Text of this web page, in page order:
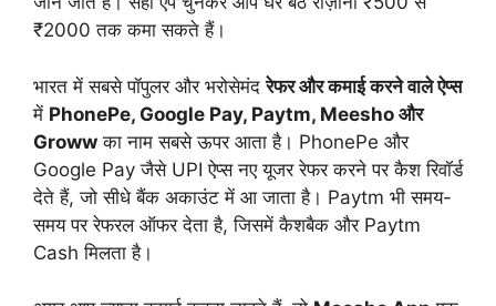
₹2000 तक कमा सकते हैं।
भारत में सबसे पॉपुलर और भरोसेमंदरेफर और कमाई करने वाले ऐप्स
में PhonePe, Google Pay, Paytm, Meesho और
Groww का नाम सबसे ऊपर आता है। PhonePe और
Google Pay जैसे UPI ऐप्स नए यूजर रेफर करने पर कैश रिवॉर्ड
देते हैं, जो सीधे बैंक अकाउंट में आ जाता है। Paytm भी समय-
समय पर रेफरल ऑफर देता है, जिसमें कैशबैक और Paytm
Cash मिलता है।